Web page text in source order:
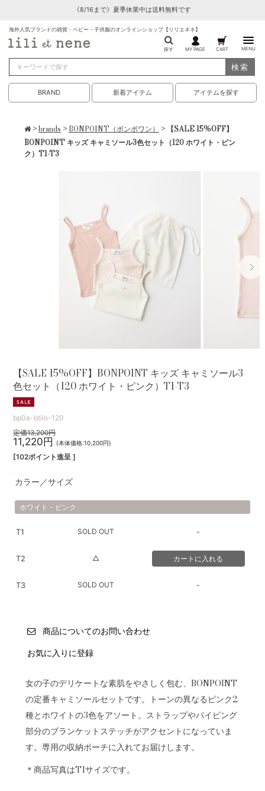
《8/16まで》夏季休業中は送料無料です
海外人気ブランドの雑貨・ベビー・子供服のオンラインショップ【リリエネネ】
探す MY PAGE CART MENU
検索
BRAND 新着アイテム アイテムを探す
>brands > BONPOINT（ボンポワン） > 【SALE 15%OFF】
BONPOINT キッズ キャミソール3色セット（120 ホワイト・ピン
ク）T1-T3
【SALE 15%OFF】BONPOINT キッズ キャミソール3
色セット（120 ホワイト・ピンク）T1-T3
bp0a-btilo-120
定価13,200円
11,220円 (本体価格:10,200円)
[102ポイント進呈 ]
カラー／サイズ
ホワイト・ピンク
T1 SOLD OUT -
T2 △
T3 SOLD OUT -
商品についてのお問い合わせ
お気に入りに登録
女の子のデリケートな素肌をやさしく包む、BONPOINT
の定番キャミソールセットです。トーンの異なるピンク2
種とホワイトの3色をアソート。ストラップやパイピング
部分のブランケットステッチがアクセントになっていま
す。専用の収納ポーチに入れてお届けします。
＊商品写真はT1サイズです。